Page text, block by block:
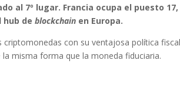
al 7º lugar. Francia ocupa el puesto
hub deblockchain en Europa.
criptomonedas con su ventajosa política
misma forma que la moneda fiduciaria.